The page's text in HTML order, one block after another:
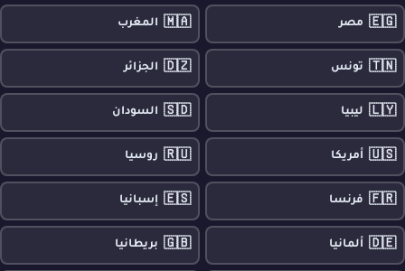
🇪🇬 مصر 🇲🇦 المغرب
🇹🇳 تونس 🇩🇿 الجزائر
🇱🇾 ليبيا 🇸🇩 السودان
🇺🇸 أمريكا 🇷🇺 روسيا
🇫🇷 فرنسا 🇪🇸 إسبانيا
🇩🇪 ألمانيا 🇬🇧 بريطانيا